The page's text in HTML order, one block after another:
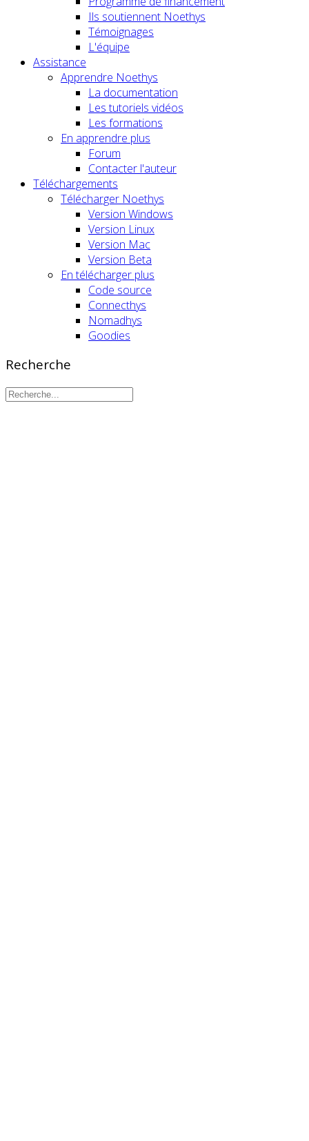
Ils soutiennent Noethys
Témoignages
L'équipe
Assistance
Apprendre Noethys
La documentation
Les tutoriels vidéos
Les formations
En apprendre plus
Forum
Contacter l'auteur
Téléchargements
Télécharger Noethys
Version Windows
Version Linux
Version Mac
Version Beta
En télécharger plus
Code source
Connecthys
Nomadhys
Goodies
Recherche